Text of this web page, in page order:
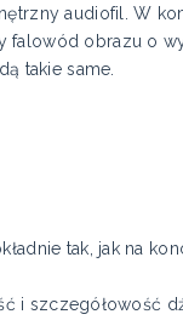
audiofil. W
falowód obrazu o
takie same.
tak, jak na
i szczegółowość